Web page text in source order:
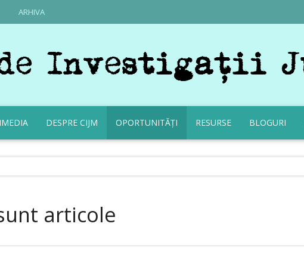
ARHIVA
DESPRE CIJM OPORTUNITĂȚI RESURSE BLOGURI
articole